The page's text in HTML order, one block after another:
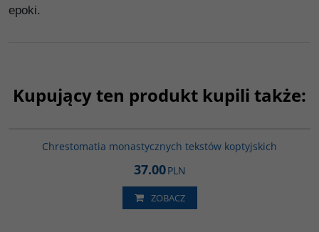
epoki.
Kupujący ten produkt kupili także:
Chrestomatia monastycznych tekstów koptyjskich
37.00PLN
ZOBACZ